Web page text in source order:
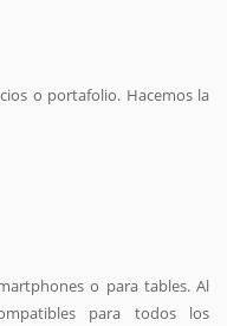
o portafolio. Hacemos la
o para tables. Al
para todos los